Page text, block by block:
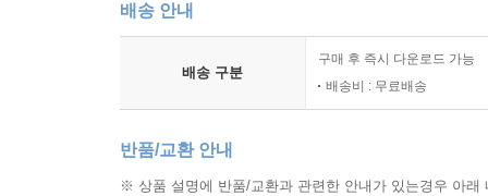
배송 안내
배송 구분
구매 후 즉시 다운로드 가능
배송비 : 무료배송
반품/교환 안내
※ 상품 설명에 반품/교환과 관련한 안내가 있는경우 아